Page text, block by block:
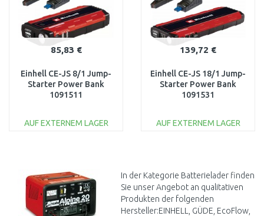
85,83 €
Einhell CE-JS 8/1 Jump-
Starter Power Bank
1091511
AUF EXTERNEM LAGER
Vergleichen
139,72 €
Einhell CE-JS 18/1 Jump-
Starter Power Bank
1091531
AUF EXTERNEM LAGER
Vergleichen
In der Kategorie Batterielader finden
Sie unser Angebot an qualitativen
Produkten der folgenden
Hersteller:EINHELL, GÜDE, EcoFlow,